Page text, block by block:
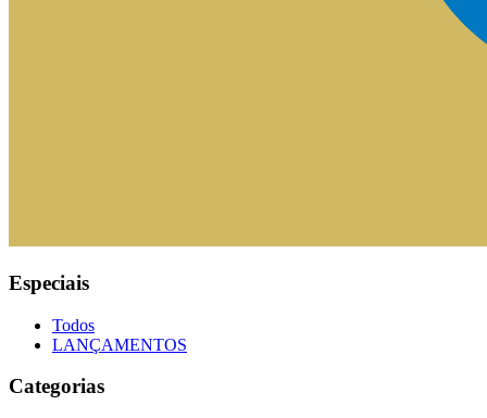
Especiais
Todos
LANÇAMENTOS
Categorias